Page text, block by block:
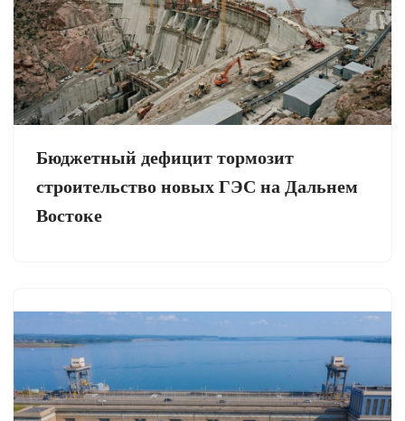
Бюджетный дефицит тормозит
строительство новых ГЭС на Дальнем
Востоке